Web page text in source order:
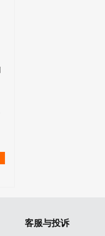
客服与投诉